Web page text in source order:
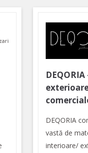
DEQORIA
vastă de
interioare/